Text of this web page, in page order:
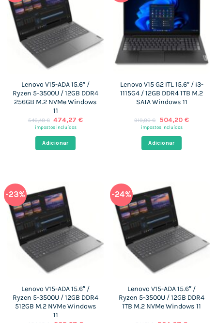
Lenovo V15-ADA 15.6″ /
Ryzen 5-3500U / 12GB DDR4
256GB M.2 NVMe Windows
11
546,48€ O
preço
era:
546,48 €.
474,27€O
impostos incluídos
Adicionar
Lenovo V15 G2 ITL 15.6″ / i3-
1115G4 / 12GB DDR4 1TB M.2
SATA Windows 11
919,00€
O
preço
era:
919,00 €.
504,20 €O
impostos incluídos
Adicionar
-23%
Lenovo V15-ADA 15.6″ /
Ryzen 5-3500U / 12GB DDR4
512GB M.2 NVMe Windows
11
-24%
Lenovo V15-ADA 15.6″ /
Ryzen 5-3500U / 12GB DDR4
1TB M.2 NVMe Windows 11